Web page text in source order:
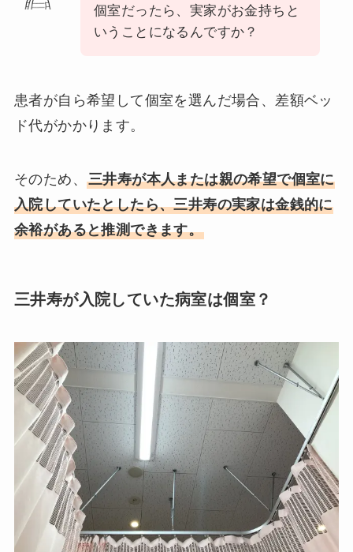
個室だったら、実家がお金持ちと
いうことになるんですか？
患者が自ら希望して個室を選んだ場合、差額ベッ
ド代がかかります。
そのため、 三井寿が本人または親の希望で個室に
入院していたとしたら、三井寿の実家は金銭的に
余裕があると推測できます。
三井寿が入院していた病室は個室？